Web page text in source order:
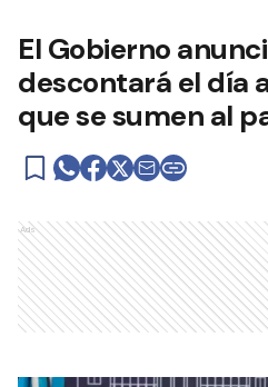
El Gobierno
descontará el día
que se sumen al
Ads